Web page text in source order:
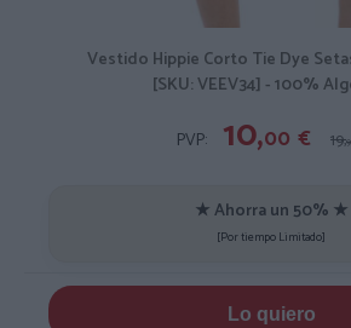
Vestido Hippie Corto Tie Dye
[SKU: VEEV34] - 100%
PVP:
10,00 € 19,
★ Ahorra un 50% ★
[Por tiempo Limitado]
Lo quiero